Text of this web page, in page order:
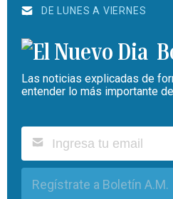
DE LUNES A VIERNES
Las noticias explicadas de
entender lo más importante
Regístrate a Boletín A.M.